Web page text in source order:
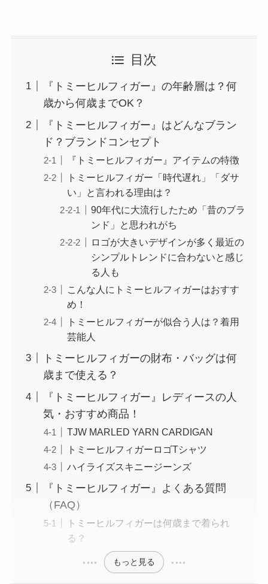
目次
『トミーヒルフィガー』の年齢層は？何
歳から何歳までOK？
『トミーヒルフィガー』はどんなブラン
ド？ブランドコンセプト
『トミーヒルフィガー』アイテムの特徴
トミーヒルフィガー「時代遅れ」「ダサ
い」と言われる理由は？
90年代に大流行したため「昔のブラ
ンド」と思われがち
ロゴが大きいデザインが多く最近の
シンプルトレンドに合わないと感じ
る人も
こんな人にトミーヒルフィガーはおすす
め！
トミーヒルフィガーが似合う人は？着用
芸能人
トミーヒルフィガーの財布・バッグは何
歳まで使える？
『トミーヒルフィガー』レディースの人
気・おすすめ商品！
TJW MARLED YARN CARDIGAN
トミーヒルフィガーロゴTシャツ
ハイライズスキニージーンズ
『トミーヒルフィガー』よくある質問
（FAQ）
トミーヒルフィガーは何歳まで着られ
る？
もっと見る